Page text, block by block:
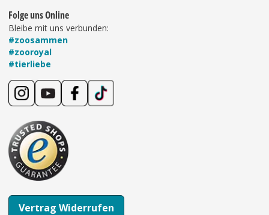
Folge uns Online
Bleibe mit uns verbunden:
#zoosammen
#zooroyal
#tierliebe
Vertrag Widerrufen